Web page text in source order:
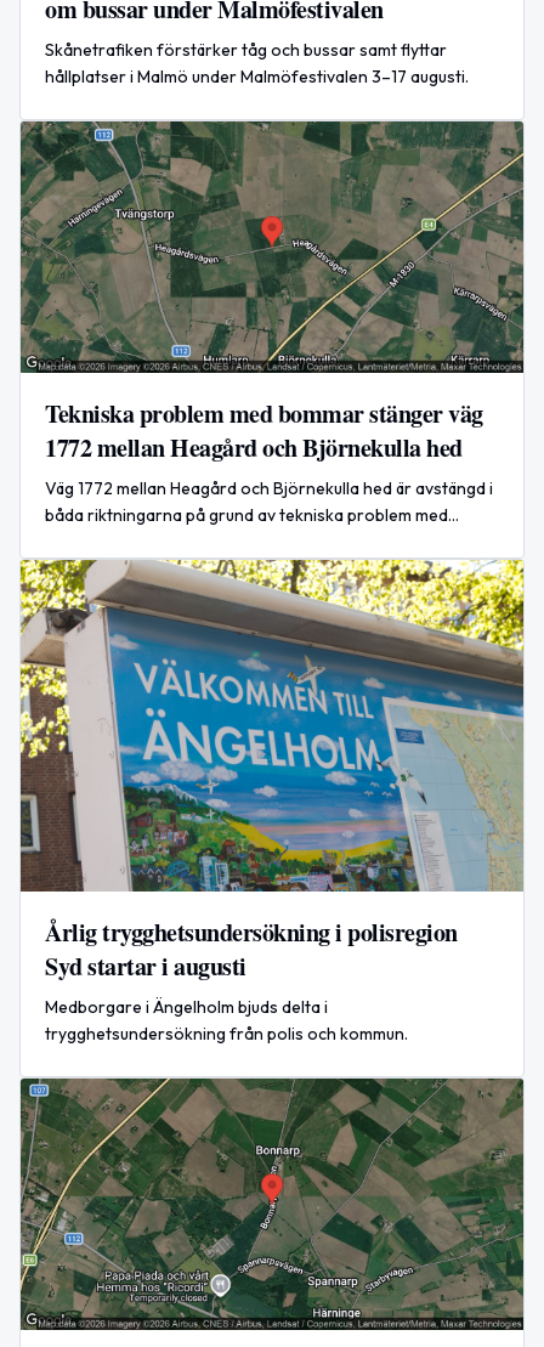
om bussar under Malmöfestivalen
Skånetrafiken förstärker tåg och bussar samt flyttar
hållplatser i Malmö under Malmöfestivalen 3–17 augusti.
Tekniska problem med bommar stänger väg
1772 mellan Heagård och Björnekulla hed
Väg 1772 mellan Heagård och Björnekulla hed är avstängd i
båda riktningarna på grund av tekniska problem med
till klockan 17:00 den 5 augusti 2026.
Årlig trygghetsundersökning i polisregion
Syd startar i augusti
Medborgare i Ängelholm bjuds delta i
trygghetsundersökning från polis och kommun.